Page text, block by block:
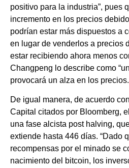
positivo para la industria”, pues
incremento en los precios
podrían estar más dispuestos a
en lugar de venderlos a precios
estar recibiendo ahora menos
Changpeng lo describe como
provocará un alza en los precios.
De igual manera, de acuerdo
Capital citados por Bloomberg,
una fase alcista post halving,
extiende hasta 446 días. “Dado
recompensas por el minado se
nacimiento del bitcoin, los